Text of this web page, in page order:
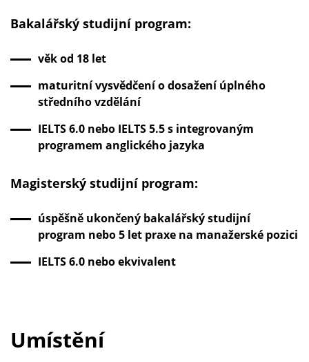
Bakalářský studijní program:
věk od 18 let
maturitní vysvědčení o dosažení úplného
středního vzdělání
IELTS 6.0 nebo IELTS 5.5 s integrovaným
programem anglického jazyka
Magisterský studijní program:
úspěšně ukončený bakalářský studijní
program nebo 5 let praxe na manažerské pozici
IELTS 6.0 nebo ekvivalent
Umístění